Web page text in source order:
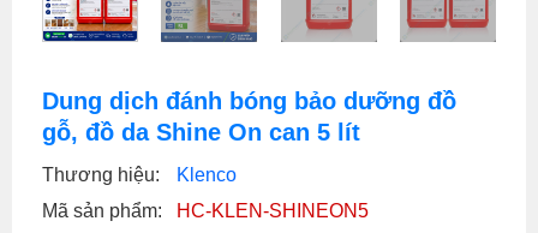
Dung dịch đánh bóng bảo dưỡng đồ
gỗ, đồ da Shine On can 5 lít
Thương hiệu:
Klenco
Mã sản phẩm:
HC-KLEN-SHINEON5